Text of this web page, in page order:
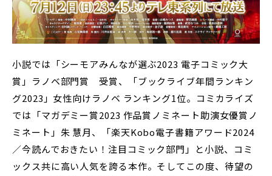
小説では「シーモアみんなが選ぶ2023 電子コミック大
賞」ラノベ部門賞 受賞、「ブックライブ年間ランキン
グ2023」女性向けラノベ ランキング1位。コミカライズ
では「マガデミー賞2023 作品賞ノミネート助演女優賞ノ
ミネート」朱 慧月、「楽天Kobo電子書籍アワード2024
／今読んでおきたい！注目コミック部門」と小説、コミ
ックス共に高い人気を誇る本作。そしてこの度、待望の